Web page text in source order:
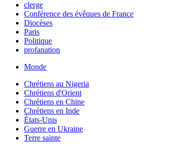
clerge
Conférence des évêques de France
Diocèses
Paris
Politique
profanation
Monde
Chrétiens au Nigeria
Chrétiens d'Orient
Chrétiens en Chine
Chrétiens en Inde
États-Unis
Guerre en Ukraine
Terre sainte